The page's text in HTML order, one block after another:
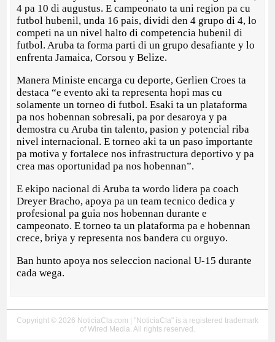
4 pa 10 di augustus. E campeonato ta uni region pa cu
futbol hubenil, unda 16 pais, dividi den 4 grupo di 4, lo
competi na un nivel halto di competencia hubenil di
futbol. Aruba ta forma parti di un grupo desafiante y lo
enfrenta Jamaica, Corsou y Belize.
Manera Ministe encarga cu deporte, Gerlien Croes ta
destaca “e evento aki ta representa hopi mas cu
solamente un torneo di futbol. Esaki ta un plataforma
pa nos hobennan sobresali, pa por desaroya y pa
demostra cu Aruba tin talento, pasion y potencial riba
nivel internacional. E torneo aki ta un paso importante
pa motiva y fortalece nos infrastructura deportivo y pa
crea mas oportunidad pa nos hobennan”.
E ekipo nacional di Aruba ta wordo lidera pa coach
Dreyer Bracho, apoya pa un team tecnico dedica y
profesional pa guia nos hobennan durante e
campeonato. E torneo ta un plataforma pa e hobennan
crece, briya y representa nos bandera cu orguyo.
Ban hunto apoya nos seleccion nacional U-15 durante
cada wega.
Copyright © 2026 NoticiaCla.com | "NoticiaCla" is a registered trademark
of Wired Media. All rights reserved.